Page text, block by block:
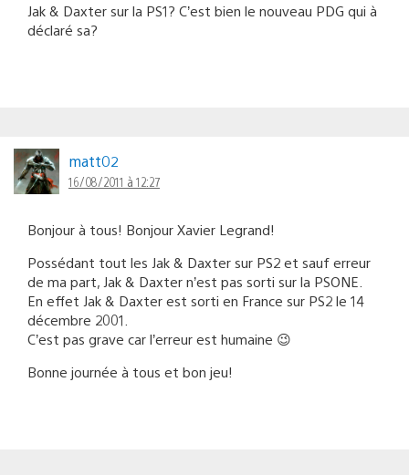
Jak & Daxter sur la PS1? C’est bien le nouveau PDG qui à
déclaré sa?
matt02
16/08/2011 à 12:27
Bonjour à tous! Bonjour Xavier Legrand!
Possédant tout les Jak & Daxter sur PS2 et sauf erreur
de ma part, Jak & Daxter n’est pas sorti sur la PSONE.
En effet Jak & Daxter est sorti en France sur PS2 le 14
décembre 2001.
C’est pas grave car l’erreur est humaine 😉
Bonne journée à tous et bon jeu!